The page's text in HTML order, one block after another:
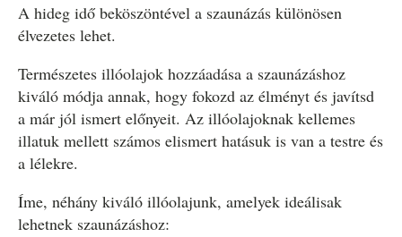
A hideg idő beköszöntével a szaunázás különösen
élvezetes lehet.
Természetes illóolajok hozzáadása a szaunázáshoz
kiváló módja annak, hogy fokozd az élményt és javítsd
a már jól ismert előnyeit. Az illóolajoknak kellemes
illatuk mellett számos elismert hatásuk is van a testre és
a lélekre.
Íme, néhány kiváló illóolajunk, amelyek ideálisak
lehetnek szaunázáshoz: